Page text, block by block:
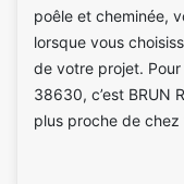
poêle et cheminée,
lorsque vous
de votre projet.
38630, c’est BRUN
plus proche de chez